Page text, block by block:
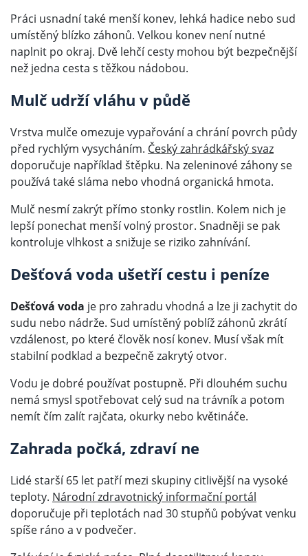
Práci usnadní také menší konev, lehká hadice nebo sud
umístěný blízko záhonů. Velkou konev není nutné
naplnit po okraj. Dvě lehčí cesty mohou být bezpečnější
než jedna cesta s těžkou nádobou.
Mulč udrží vláhu v půdě
Vrstva mulče omezuje vypařování a chrání povrch půdy
před rychlým vysycháním. Český zahrádkářský svaz
doporučuje například štěpku. Na zeleninové záhony se
používá také sláma nebo vhodná organická hmota.
Mulč nesmí zakrýt přímo stonky rostlin. Kolem nich je
lepší ponechat menší volný prostor. Snadněji se pak
kontroluje vlhkost a snižuje se riziko zahnívání.
Dešťová voda ušetří cestu i peníze
Dešťová voda je pro zahradu vhodná a lze ji zachytit do
sudu nebo nádrže. Sud umístěný poblíž záhonů zkrátí
vzdálenost, po které člověk nosí konev. Musí však mít
stabilní podklad a bezpečně zakrytý otvor.
Vodu je dobré používat postupně. Při dlouhém suchu
nemá smysl spotřebovat celý sud na trávník a potom
nemít čím zalít rajčata, okurky nebo květináče.
Zahrada počká, zdraví ne
Lidé starší 65 let patří mezi skupiny citlivější na vysoké
teploty. Národní zdravotnický informační portál
doporučuje při teplotách nad 30 stupňů pobývat venku
spíše ráno a v podvečer.